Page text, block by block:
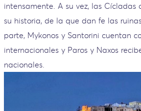
intensamente. A su vez, las Cícladas
su historia, de la que dan fe las
parte, Mykonos y Santorini cuentan
internacionales y Paros y Naxos
nacionales.